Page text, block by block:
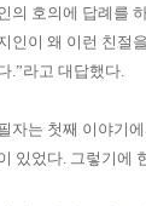
의 호의에 답례를
인이 왜 이런 친절
.”라고 대답했다.
자는 첫째 이야기
있었다. 그렇기에